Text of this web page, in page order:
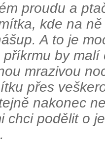
proudu a
kde na
A to je
by
mrazivou
přes
nakonec
chci podělit o